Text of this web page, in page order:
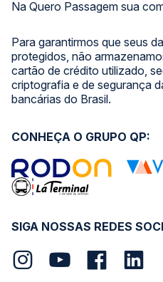
Na Quero Passagem sua
Para garantirmos que seus
protegidos, não
cartão de crédito utilizado,
criptografia e de segurança
bancárias do Brasil.
SIGA NOSSAS REDES
CONHEÇA O GRUPO QP: